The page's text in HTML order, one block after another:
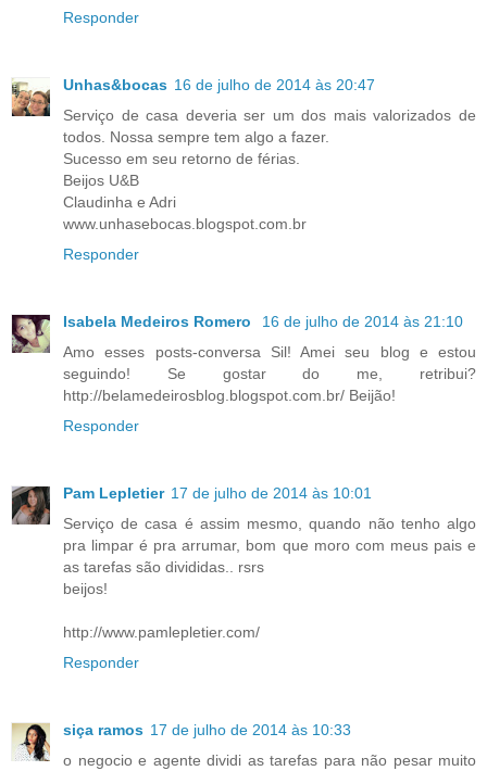
Responder
Unhas&bocas 16 de julho de 2014 às 20:47
Serviço de casa deveria ser um dos mais valorizados de
todos. Nossa sempre tem algo a fazer.
Sucesso em seu retorno de férias.
Beijos U&B
Claudinha e Adri
www.unhasebocas.blogspot.com.br
Responder
Isabela Medeiros Romero
16 de julho de 2014 às 21:10
Amo esses posts-conversa Sil! Amei seu blog e estou
seguindo! Se gostar do me, retribui?
http://belamedeirosblog.blogspot.com.br/ Beijão!
Responder
Pam Lepletier 17 de julho de 2014 às 10:01
Serviço de casa é assim mesmo, quando não tenho algo
pra limpar é pra arrumar, bom que moro com meus pais e
as tarefas são divididas.. rsrs
beijos!
http://www.pamlepletier.com/
Responder
siça ramos 17 de julho de 2014 às 10:33
o negocio e agente dividi as tarefas para não pesar muito